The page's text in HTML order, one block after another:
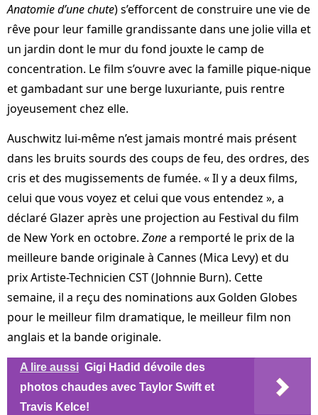
Anatomie d’une chute) s’efforcent de construire une vie de
rêve pour leur famille grandissante dans une jolie villa et
un jardin dont le mur du fond jouxte le camp de
concentration. Le film s’ouvre avec la famille pique-nique
et gambadant sur une berge luxuriante, puis rentre
joyeusement chez elle.
Auschwitz lui-même n’est jamais montré mais présent
dans les bruits sourds des coups de feu, des ordres, des
cris et des mugissements de fumée. « Il y a deux films,
celui que vous voyez et celui que vous entendez », a
déclaré Glazer après une projection au Festival du film
de New York en octobre. Zonea remporté le prix de la
meilleure bande originale à Cannes (Mica Levy) et du
prix Artiste-Technicien CST (Johnnie Burn). Cette
semaine, il a reçu des nominations aux Golden Globes
pour le meilleur film dramatique, le meilleur film non
anglais et la bande originale.
A lire aussi Gigi Hadid dévoile des
photos chaudes avec Taylor Swift et
Travis Kelce!